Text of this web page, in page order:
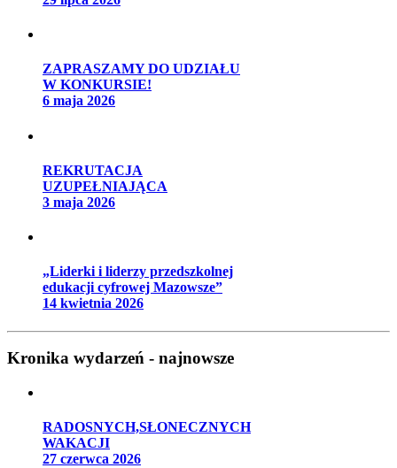
ZAPRASZAMY DO UDZIAŁU
W KONKURSIE!
6 maja 2026
REKRUTACJA
UZUPEŁNIAJĄCA
3 maja 2026
„Liderki i liderzy przedszkolnej
edukacji cyfrowej Mazowsze”
14 kwietnia 2026
Kronika wydarzeń - najnowsze
RADOSNYCH,SŁONECZNYCH
WAKACJI
27 czerwca 2026